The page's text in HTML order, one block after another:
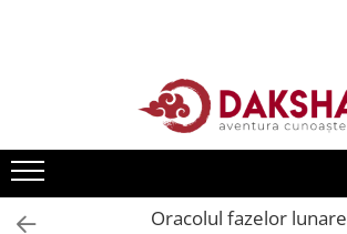
Seria Radu Cinamar
Seria Anton Parks
Seria David Icke
Oracolul fazelor lunare